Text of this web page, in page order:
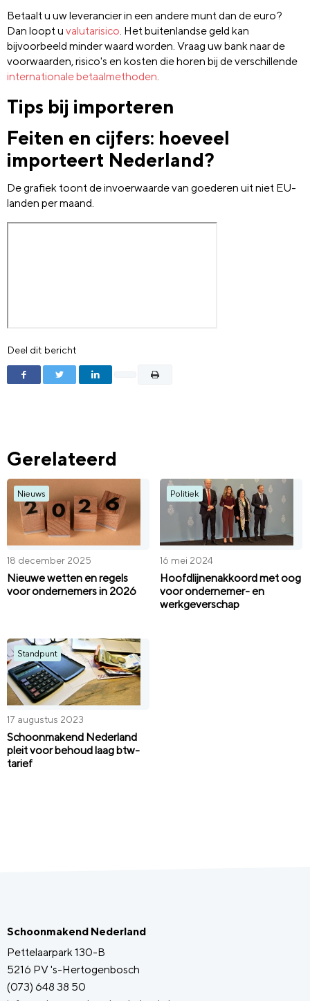
Betaalt u uw leverancier in een andere munt dan de euro?
Dan loopt u valutarisico . Het buitenlandse geld kan
bijvoorbeeld minder waard worden. Vraag uw bank naar de
voorwaarden, risico's en kosten die horen bij de verschillende
internationale betaalmethoden
Tips bij importeren
Feiten en cijfers: hoeveel
importeert Nederland?
De grafiek toont de invoerwaarde van goederen uit niet EU-
landen per maand.
Deel dit bericht
Gerelateerd
Nieuws
18 december 2025
Nieuwe wetten en regels
voor ondernemers in 2026
Politiek
16 mei 2024
Hoofdlijnenakkoord met oog
voor ondernemer- en
werkgeverschap
Standpunt
17 augustus 2023
Schoonmakend Nederland
pleit voor behoud laag btw-
tarief
Schoonmakend Nederland
Pettelaarpark 130-B
5216 PV 's-Hertogenbosch
(073) 648 38 50